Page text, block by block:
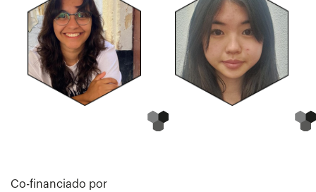
Co-financiado por